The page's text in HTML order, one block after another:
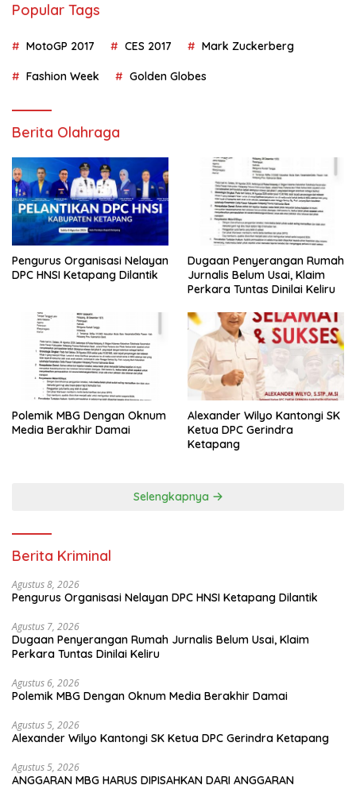
Popular Tags
MotoGP 2017 CES 2017 Mark Zuckerberg
Fashion Week Golden Globes
Berita Olahraga
Pengurus Organisasi Nelayan
DPC HNSI Ketapang Dilantik
Dugaan Penyerangan Rumah
Jurnalis Belum Usai, Klaim
Perkara Tuntas Dinilai Keliru
Polemik MBG Dengan Oknum
Media Berakhir Damai
Alexander Wilyo Kantongi SK
Ketua DPC Gerindra
Ketapang
Selengkapnya
Berita Kriminal
Agustus 8, 2026
Pengurus Organisasi Nelayan DPC HNSI Ketapang Dilantik
Agustus 7, 2026
Dugaan Penyerangan Rumah Jurnalis Belum Usai, Klaim
Perkara Tuntas Dinilai Keliru
Agustus 6, 2026
Polemik MBG Dengan Oknum Media Berakhir Damai
Agustus 5, 2026
Alexander Wilyo Kantongi SK Ketua DPC Gerindra Ketapang
Agustus 5, 2026
ANGGARAN MBG HARUS DIPISAHKAN DARI ANGGARAN